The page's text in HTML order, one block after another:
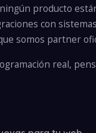
producto
con
somos partner
real,